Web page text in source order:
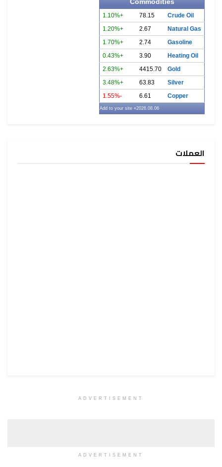
Commodities
Crude Oil
78.15
+1.10%
Natural Gas
2.67
+1.20%
Gasoline
2.74
+1.70%
Heating Oil
3.90
+0.43%
Gold
4415.70
+2.63%
Silver
63.83
+3.48%
Copper
6.61
-1.55%
2026.08.06
» Add to your site
العملات
ADVERTISEMENT
ADVERTISEMENT